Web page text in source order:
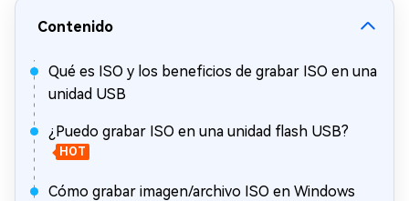
Contenido
Qué es ISO y los beneficios de grabar ISO en una
unidad USB
¿Puedo grabar ISO en una unidad flash USB?
HOT
Cómo grabar imagen/archivo ISO en Windows